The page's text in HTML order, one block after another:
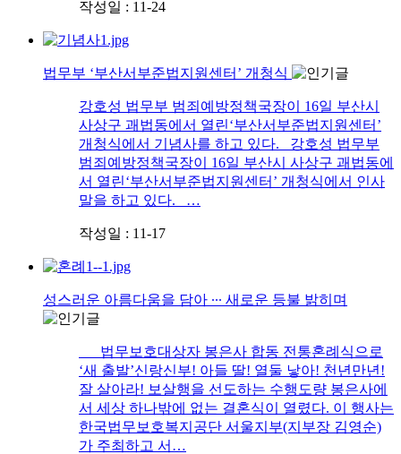
작성일 : 11-24
법무부 ‘부산서부준법지원센터’ 개청식
강호성 법무부 범죄예방정책국장이 16일 부산시
사상구 괘법동에서 열린‘부산서부준법지원센터’
개청식에서 기념사를 하고 있다. 강호성 법무부
범죄예방정책국장이 16일 부산시 사상구 괘법동에
서 열린‘부산서부준법지원센터’ 개청식에서 인사
말을 하고 있다. …
작성일 : 11-17
성스러운 아름다움을 담아 ∙∙∙ 새로운 등불 밝히며
법무보호대상자 봉은사 합동 전통혼례식으로
‘새 출발’신랑신부! 아들 딸! 열둘 낳아! 천년만년!
잘 살아라! 보살행을 선도하는 수행도량 봉은사에
서 세상 하나밖에 없는 결혼식이 열렸다. 이 행사는
한국법무보호복지공단 서울지부(지부장 김영순)
가 주최하고 서…